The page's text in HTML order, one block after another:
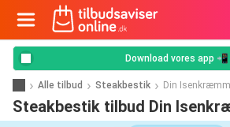
Download vores app 📲
Alle tilbud Steakbestik Din
Steakbestik tilbud Din